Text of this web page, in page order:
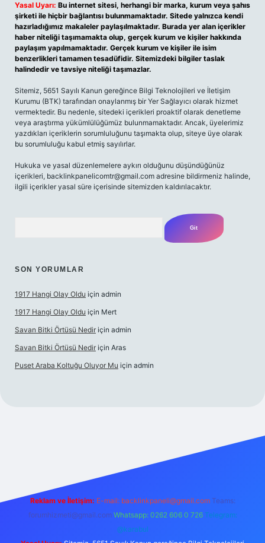
Yasal Uyarı: Bu internet sitesi, herhangi bir marka, kurum veya şahıs
şirketi ile hiçbir bağlantısı bulunmamaktadır. Sitede yalnızca kendi
hazırladığımız makaleler paylaşılmaktadır. Burada yer alan içerikler
haber niteliği taşımamakta olup, gerçek kurum ve kişiler hakkında
paylaşım yapılmamaktadır. Gerçek kurum ve kişiler ile isim
benzerlikleri tamamen tesadüfidir. Sitemizdeki bilgiler taslak
halindedir ve tavsiye niteliği taşımazlar.
Sitemiz, 5651 Sayılı Kanun gereğince Bilgi Teknolojileri ve İletişim
Kurumu (BTK) tarafından onaylanmış bir Yer Sağlayıcı olarak hizmet
vermektedir. Bu nedenle, sitedeki içerikleri proaktif olarak denetleme
veya araştırma yükümlülüğümüz bulunmamaktadır. Ancak, üyelerimiz
yazdıkları içeriklerin sorumluluğunu taşımakta olup, siteye üye olarak
bu sorumluluğu kabul etmiş sayılırlar.
Hukuka ve yasal düzenlemelere aykırı olduğunu düşündüğünüz
içerikleri, backlinkpanelicomtr@gmail.com adresine bildirmeniz halinde,
ilgili içerikler yasal süre içerisinde sitemizden kaldırılacaktır.
SON YORUMLAR
1917 Hangi Olay Oldu için admin
1917 Hangi Olay Oldu için Mert
Savan Bitki Örtüsü Nedir için admin
Savan Bitki Örtüsü Nedir için Aras
Puset Araba Koltuğu Oluyor Mu için admin
Reklam ve İletişim: E-mail: backlinkpaneli@gmail.com Teams:
forumhizmeti@gmail.com Whatsapp: 0262 606 0 726 Telegram:
@karabul